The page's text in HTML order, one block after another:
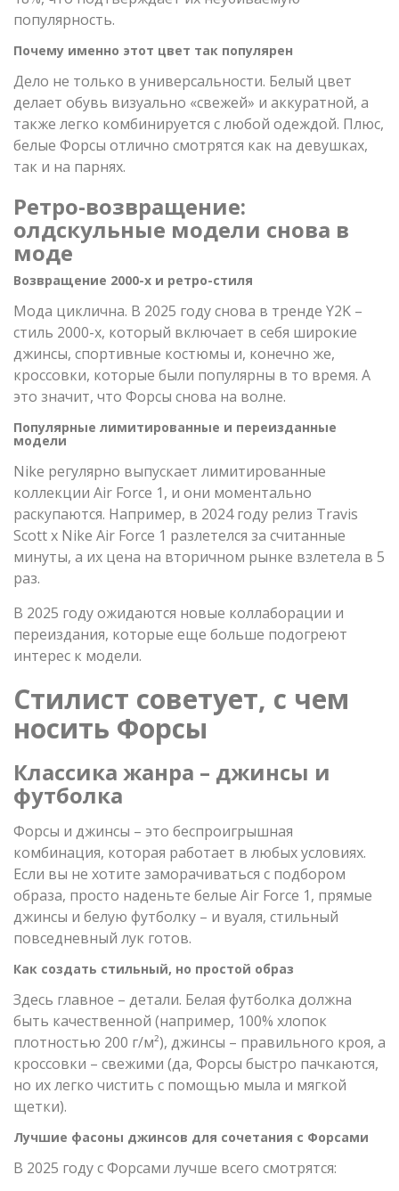
популярность.
Почему именно этот цвет так популярен
Дело не только в универсальности. Белый цвет
делает обувь визуально «свежей» и аккуратной, а
также легко комбинируется с любой одеждой. Плюс,
белые Форсы отлично смотрятся как на девушках,
так и на парнях.
Ретро-возвращение:
олдскульные модели снова в
моде
Возвращение 2000-х и ретро-стиля
Мода циклична. В 2025 году снова в тренде Y2K –
стиль 2000-х, который включает в себя широкие
джинсы, спортивные костюмы и, конечно же,
кроссовки, которые были популярны в то время. А
это значит, что Форсы снова на волне.
Популярные лимитированные и переизданные
модели
Nike регулярно выпускает лимитированные
коллекции Air Force 1, и они моментально
раскупаются. Например, в 2024 году релиз Travis
Scott x Nike Air Force 1 разлетелся за считанные
минуты, а их цена на вторичном рынке взлетела в 5
раз.
В 2025 году ожидаются новые коллаборации и
переиздания, которые еще больше подогреют
интерес к модели.
Стилист советует, с чем
носить Форсы
Классика жанра – джинсы и
футболка
Форсы и джинсы – это беспроигрышная
комбинация, которая работает в любых условиях.
Если вы не хотите заморачиваться с подбором
образа, просто наденьте белые Air Force 1, прямые
джинсы и белую футболку – и вуаля, стильный
повседневный лук готов.
Как создать стильный, но простой образ
Здесь главное – детали. Белая футболка должна
быть качественной (например, 100% хлопок
плотностью 200 г/м²), джинсы – правильного кроя, а
кроссовки – свежими (да, Форсы быстро пачкаются,
но их легко чистить с помощью мыла и мягкой
щетки).
Лучшие фасоны джинсов для сочетания с Форсами
В 2025 году с Форсами лучше всего смотрятся: